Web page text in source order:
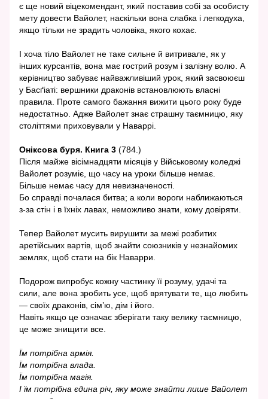
є ще новий віцекомендант, який поставив собі за особисту
мету довести Вайолет, наскільки вона слабка і легкодуха,
якщо тільки не зрадить чоловіка, якого кохає.
І хоча тіло Вайолет не таке сильне й витривале, як у
інших курсантів, вона має гострий розум і залізну волю. А
керівництво забуває найважливіший урок, який засвоюєш
у Басґіаті: вершники драконів встановлюють власні
правила. Проте самого бажання вижити цього року буде
недостатньо. Адже Вайолет знає страшну таємницю, яку
століттями приховували у Наваррі.
Оніксова буря. Книга 3 (784.)
Після майже вісімнадцяти місяців у Військовому коледжі
Вайолет розуміє, що часу на уроки більше немає.
Більше немає часу для невизначеності.
Бо справді почалася битва; а коли вороги наближаються
з-за стін і в їхніх лавах, неможливо знати, кому довіряти.
Тепер Вайолет мусить вирушити за межі розбитих
аретійських вартів, щоб знайти союзників у незнайомих
землях, щоб стати на бік Наварри.
Подорож випробує кожну частинку її розуму, удачі та
сили, але вона зробить усе, щоб врятувати те, що любить
— своїх драконів, сім’ю, дім і його.
Навіть якщо це означає зберігати таку велику таємницю,
це може знищити все.
Їм потрібна армія.
Їм потрібна влада.
Їм потрібна магія.
І їм потрібна єдина річ, яку може знайти лише Вайолет